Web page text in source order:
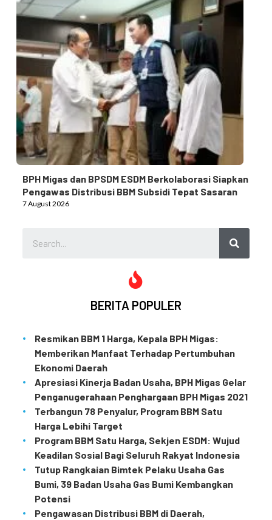
BPH Migas dan BPSDM ESDM Berkolaborasi Siapkan
Pengawas Distribusi BBM Subsidi Tepat Sasaran
7 August 2026
BERITA POPULER
Resmikan BBM 1 Harga, Kepala BPH Migas:
Memberikan Manfaat Terhadap Pertumbuhan
Ekonomi Daerah
Apresiasi Kinerja Badan Usaha, BPH Migas Gelar
Penganugerahaan Penghargaan BPH Migas 2021
Terbangun 78 Penyalur, Program BBM Satu
Harga Lebihi Target
Program BBM Satu Harga, Sekjen ESDM: Wujud
Keadilan Sosial Bagi Seluruh Rakyat Indonesia
Tutup Rangkaian Bimtek Pelaku Usaha Gas
Bumi, 39 Badan Usaha Gas Bumi Kembangkan
Potensi
Pengawasan Distribusi BBM di Daerah,